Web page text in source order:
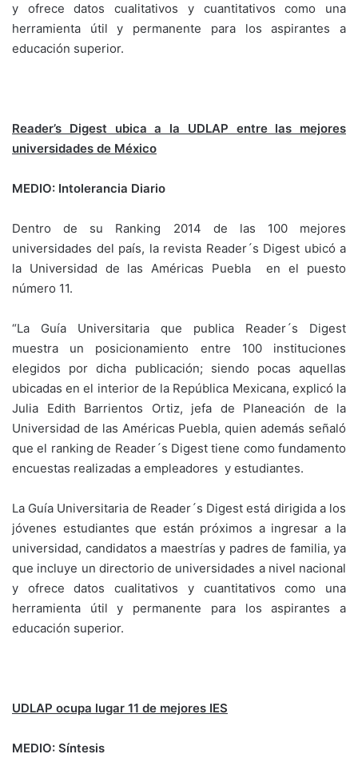
y ofrece datos cualitativos y cuantitativos como una
herramienta útil y permanente para los aspirantes a
educación superior.
Reader’s Digest ubica a la UDLAP entre las mejores
universidades de México
MEDIO: Intolerancia Diario
Dentro de su Ranking 2014 de las 100 mejores
universidades del país, la revista Reader´s Digest ubicó a
la Universidad de las Américas Puebla en el puesto
número 11.
“La Guía Universitaria que publica Reader´s Digest
muestra un posicionamiento entre 100 instituciones
elegidos por dicha publicación; siendo pocas aquellas
ubicadas en el interior de la República Mexicana, explicó la
Julia Edith Barrientos Ortiz, jefa de Planeación de la
Universidad de las Américas Puebla, quien además señaló
que el ranking de Reader´s Digest tiene como fundamento
encuestas realizadas a empleadores y estudiantes.
La Guía Universitaria de Reader´s Digest está dirigida a los
jóvenes estudiantes que están próximos a ingresar a la
universidad, candidatos a maestrías y padres de familia, ya
que incluye un directorio de universidades a nivel nacional
y ofrece datos cualitativos y cuantitativos como una
herramienta útil y permanente para los aspirantes a
educación superior.
UDLAP ocupa lugar 11 de mejores IES
MEDIO: Síntesis